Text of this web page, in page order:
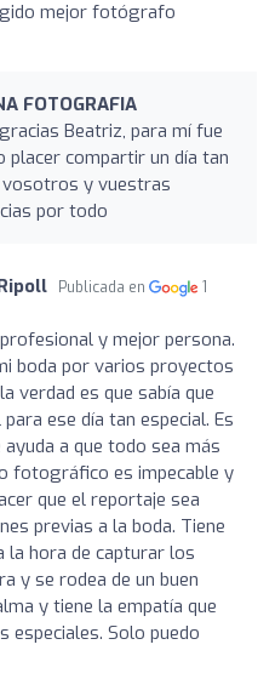
mejor fotógrafo
FOTOGRAFIA
Beatriz, para mí fue
placer compartir un día tan
vosotros y vuestras
por todo
Publicada en
1
y mejor persona.
boda por varios proyectos
verdad es que sabía que
ese día tan especial. Es
a que todo sea más
fotográfico es impecable y
que el reportaje sea
previas a la boda. Tiene
la hora de capturar los
y se rodea de un buen
y tiene la empatía que
especiales. Solo puedo